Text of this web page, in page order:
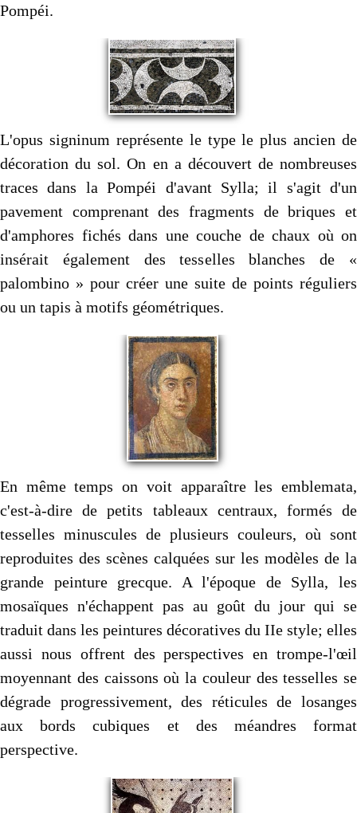
Pompéi.
L'opus signinum représente le type le plus ancien de
décoration du sol. On en a découvert de nombreuses
traces dans la Pompéi d'avant Sylla; il s'agit d'un
pavement comprenant des fragments de briques et
d'amphores fichés dans une couche de chaux où on
insérait également des tesselles blanches de «
palombino » pour créer une suite de points réguliers
ou un tapis à motifs géométri­ques.
En même temps on voit apparaître les emblemata,
c'est-à-dire de petits tableaux centraux, formés de
tessel­les minuscules de plusieurs couleurs, où sont
reproduites des scènes calquées sur les modèles de la
grande peinture grecque. A l'époque de Sylla, les
mosaïques n'échappent pas au goût du jour qui se
traduit dans les peintures déco­ratives du IIe style; elles
aussi nous offrent des perspec­tives en trompe-l'œil
moyennant des caissons où la cou­leur des tesselles se
dégrade progressivement, des réticules de losanges
aux bords cubiques et des méandres format
perspective.